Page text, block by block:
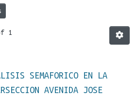
1
SEMAFORICO EN LA
AVENIDA JOSE